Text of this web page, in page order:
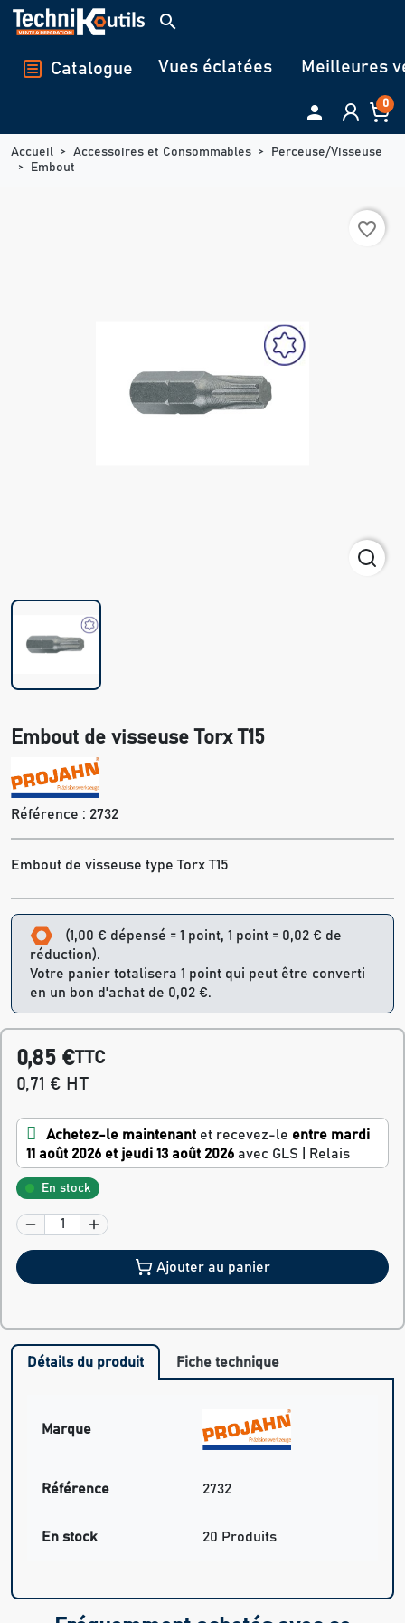
Panneau de gestion des cookies
search
Catalogue Vues éclatées Meilleures
 0
Accueil Accessoires et Consommables
Perceuse/Visseuse
Embout
favorite_border
Embout de visseuse Torx T15
Référence : 2732
Embout de visseuse type Torx T15
(1,00 € dépensé = 1 point, 1 point = 0,02 € de
réduction).
Votre panier totalisera 1 point qui peut être converti
en un bon d'achat de 0,02 €.
0,85 €TTC
0,71 € HT
Achetez-le maintenant et recevez-le entre mardi
11 août 2026 et jeudi 13 août 2026 avec GLS | Relais
En stock
Ajouter au panier
Détails du produit Fiche technique
Marque
Référence 2732
En stock 20 Produits